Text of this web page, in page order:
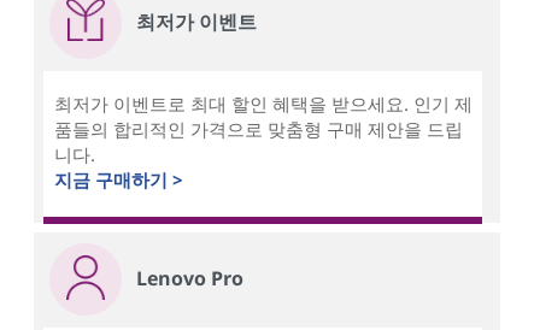
최저가 이벤트
최저가 이벤트로 최대 할인 혜택을 받으세요. 인기 제
품들의 합리적인 가격으로 맞춤형 구매 제안을 드립
니다.
지금 구매하기 >
Lenovo Pro